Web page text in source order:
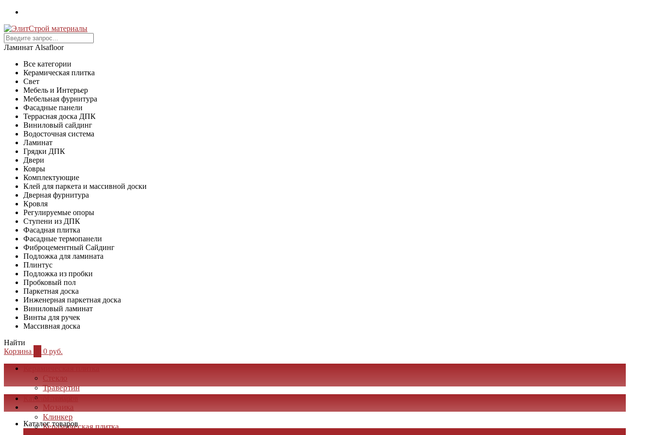
Ламинат Alsafloor
Все категории
Керамическая плитка
Свет
Мебель и Интерьер
Мебельная фурнитура
Фасадные панели
Террасная доска ДПК
Виниловый сайдинг
Водосточная система
Ламинат
Грядки ДПК
Двери
Ковры
Комплектующие
Клей для паркета и массивной доски
Дверная фурнитура
Кровля
Регулируемые опоры
Ступени из ДПК
Фасадная плитка
Фасадные термопанели
Фиброцементный Сайдинг
Подложка для ламината
Плинтус
Подложка из пробки
Пробковый пол
Паркетная доска
Инженерная паркетная доска
Виниловый ламинат
Винты для ручек
Массивная доска
Найти
Корзина
0 руб.
Стекло
Травертин
Мрамор
Мозаика
Клинкер
Керамическая плитка
Каталог товаров
Каталог товаров